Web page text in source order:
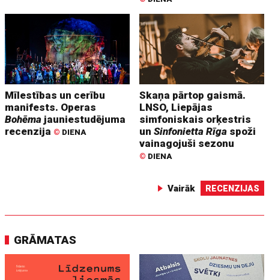
Mīlestības un cerību
manifests. Operas
Bohēma jauniestudējuma
recenzija © DIENA
Skaņa pārtop gaismā.
LNSO, Liepājas
simfoniskais orķestris
unSinfonietta Rīga spoži
vainagojuši sezonu
© DIENA
Vairāk RECENZIJAS
GRĀMATAS